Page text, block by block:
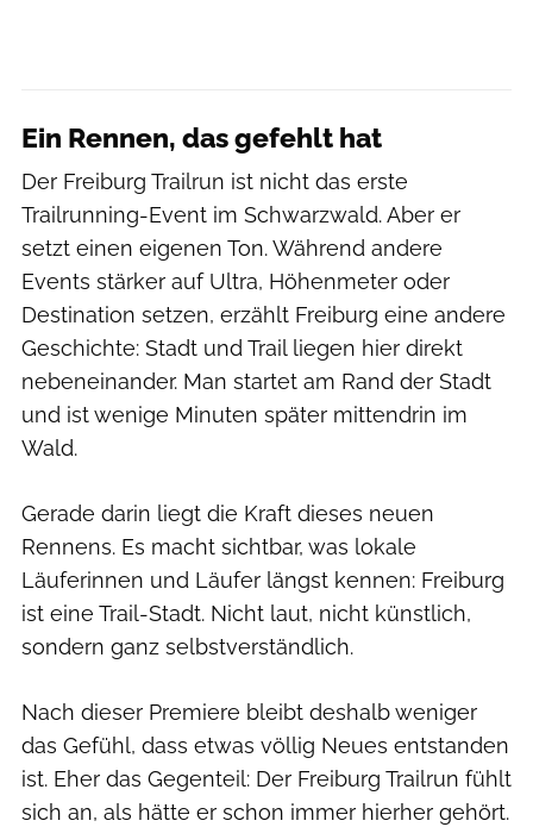
Ein Rennen, das gefehlt hat
Der Freiburg Trailrun ist nicht das erste
Trailrunning-Event im Schwarzwald. Aber er
setzt einen eigenen Ton. Während andere
Events stärker auf Ultra, Höhenmeter oder
Destination setzen, erzählt Freiburg eine andere
Geschichte: Stadt und Trail liegen hier direkt
nebeneinander. Man startet am Rand der Stadt
und ist wenige Minuten später mittendrin im
Wald.
Gerade darin liegt die Kraft dieses neuen
Rennens. Es macht sichtbar, was lokale
Läuferinnen und Läufer längst kennen: Freiburg
ist eine Trail-Stadt. Nicht laut, nicht künstlich,
sondern ganz selbstverständlich.
Nach dieser Premiere bleibt deshalb weniger
das Gefühl, dass etwas völlig Neues entstanden
ist. Eher das Gegenteil: Der Freiburg Trailrun fühlt
sich an, als hätte er schon immer hierher gehört.